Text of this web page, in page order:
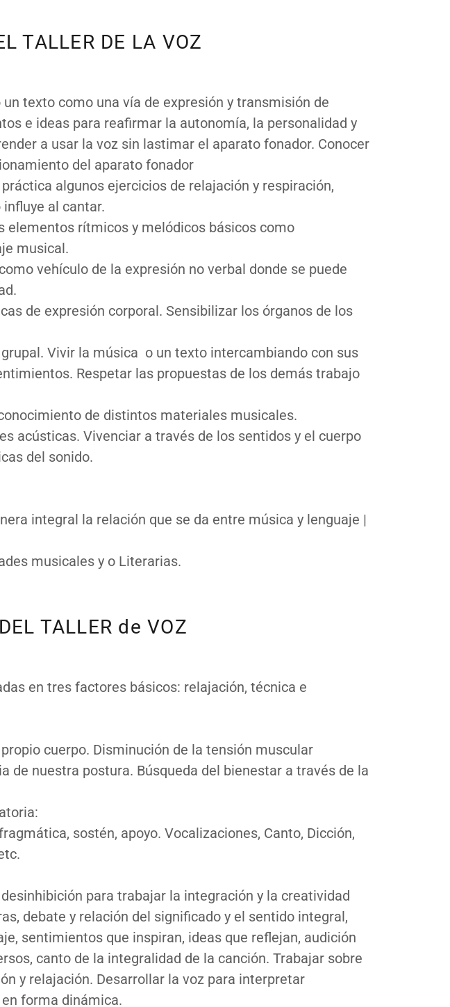
TALLER DE LA VOZ
un texto como una vía de expresión y transmisión de
e ideas para reafirmar la autonomía, la personalidad y
a usar la voz sin lastimar el aparato fonador. Conocer
del aparato fonador
práctica algunos ejercicios de relajación y respiración,
al cantar.
elementos rítmicos y melódicos básicos como
musical.
vehículo de la expresión no verbal donde se puede
de expresión corporal. Sensibilizar los órganos de los
Vivir la música o un texto intercambiando con sus
Respetar las propuestas de los demás trabajo
de distintos materiales musicales.
acústicas. Vivenciar a través de los sentidos y el cuerpo
del sonido.
integral la relación que se da entre música y lenguaje |
musicales y o Literarias.
TALLER de VOZ
en tres factores básicos: relajación, técnica e
cuerpo. Disminución de la tensión muscular
de nuestra postura. Búsqueda del bienestar a través de la
sostén, apoyo. Vocalizaciones, Canto, Dicción,
para trabajar la integración y la creatividad
debate y relación del significado y el sentido integral,
sentimientos que inspiran, ideas que reflejan, audición
canto de la integralidad de la canción. Trabajar sobre
y relajación. Desarrollar la voz para interpretar
forma dinámica.